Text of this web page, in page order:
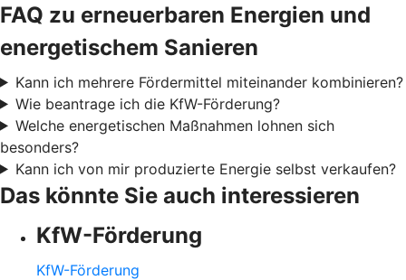
FAQ zu erneuerbaren Energien und
energetischem Sanieren
Kann ich mehrere Fördermittel miteinander kombinieren?
Wie beantrage ich die KfW-Förderung?
Welche energetischen Maßnahmen lohnen sich
besonders?
Kann ich von mir produzierte Energie selbst verkaufen?
Das könnte Sie auch interessieren
KfW-Förderung
KfW-Förderung